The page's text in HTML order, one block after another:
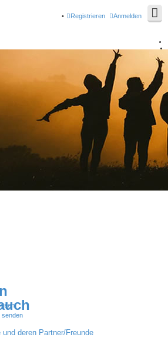
Anmelden
Registrieren
deren Partner/Freunde
senden